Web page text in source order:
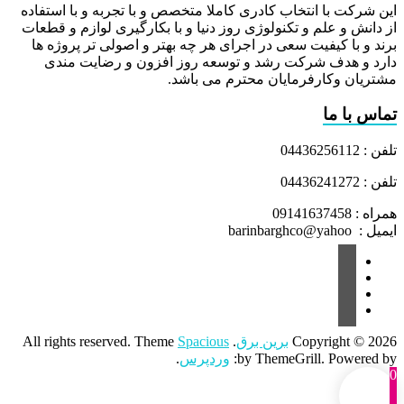
این شرکت با انتخاب کادری کاملا متخصص و با تجربه و با استفاده
از دانش و علم و تکنولوژی روز دنیا و با بکارگیری لوازم و قطعات
برند و با کیفیت سعی در اجرای هر چه بهتر و اصولی تر پروژه ها
دارد و هدف شرکت رشد و توسعه روز افزون و رضایت مندی
مشتریان وکارفرمایان محترم می باشد.
تماس با ما
تلفن : 04436256112
تلفن : 04436241272
همراه : 09141637458
ایمیل : barinbarghco@yahoo
Copyright © 2026 برین برق. All rights reserved. Theme
Spacious
by ThemeGrill. Powered by: وردپرس.
0